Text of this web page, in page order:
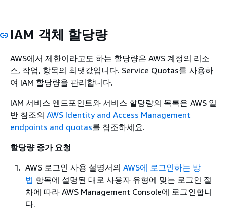
IAM 객체 할당량
AWS에서 제한이라고도 하는 할당량은 AWS 계정의 리소
스, 작업, 항목의 최댓값입니다. Service Quotas를 사용하
여 IAM 할당량을 관리합니다.
IAM 서비스 엔드포인트와 서비스 할당량의 목록은 AWS 일
반 참조의 AWS Identity and Access Management
endpoints and quotas를 참조하세요.
할당량 증가 요청
AWS 로그인 사용 설명서의 AWS에 로그인하는 방
법 항목에 설명된 대로 사용자 유형에 맞는 로그인 절
차에 따라 AWS Management Console에 로그인합니
다.